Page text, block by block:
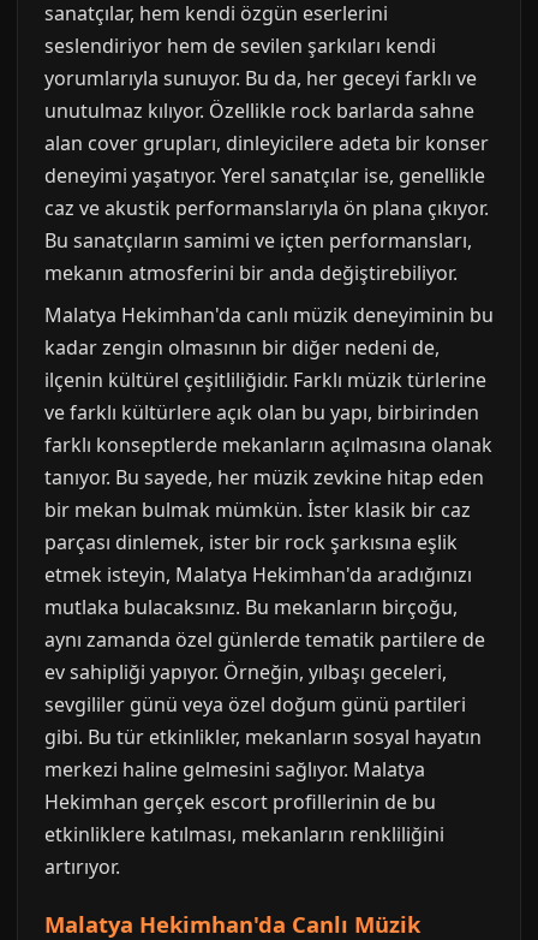
sanatçılar, hem kendi özgün eserlerini
seslendiriyor hem de sevilen şarkıları kendi
yorumlarıyla sunuyor. Bu da, her geceyi farklı ve
unutulmaz kılıyor. Özellikle rock barlarda sahne
alan cover grupları, dinleyicilere adeta bir konser
deneyimi yaşatıyor. Yerel sanatçılar ise, genellikle
caz ve akustik performanslarıyla ön plana çıkıyor.
Bu sanatçıların samimi ve içten performansları,
mekanın atmosferini bir anda değiştirebiliyor.
Malatya Hekimhan'da canlı müzik deneyiminin bu
kadar zengin olmasının bir diğer nedeni de,
ilçenin kültürel çeşitliliğidir. Farklı müzik türlerine
ve farklı kültürlere açık olan bu yapı, birbirinden
farklı konseptlerde mekanların açılmasına olanak
tanıyor. Bu sayede, her müzik zevkine hitap eden
bir mekan bulmak mümkün. İster klasik bir caz
parçası dinlemek, ister bir rock şarkısına eşlik
etmek isteyin, Malatya Hekimhan'da aradığınızı
mutlaka bulacaksınız. Bu mekanların birçoğu,
aynı zamanda özel günlerde tematik partilere de
ev sahipliği yapıyor. Örneğin, yılbaşı geceleri,
sevgililer günü veya özel doğum günü partileri
gibi. Bu tür etkinlikler, mekanların sosyal hayatın
merkezi haline gelmesini sağlıyor. Malatya
Hekimhan gerçek escort profillerinin de bu
etkinliklere katılması, mekanların renkliliğini
artırıyor.
Malatya Hekimhan'da Canlı Müzik